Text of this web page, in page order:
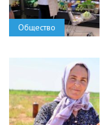
Общество